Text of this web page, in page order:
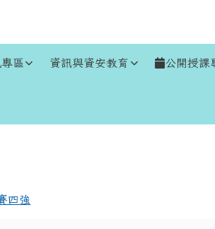
區 資訊與資安教育 公開授課
四強